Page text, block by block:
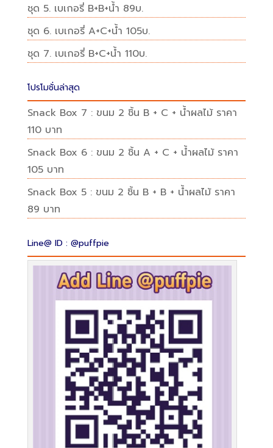
ชุด 5. เบเกอรี่ B+B+น้ำ 89บ.
ชุด 6. เบเกอรี่ A+C+น้ำ 105บ.
ชุด 7. เบเกอรี่ B+C+น้ำ 110บ.
โปรโมชั่นล่าสุด
Snack Box 7 : ขนม 2 ชิ้น B + C + น้ำผลไม้ ราคา
110 บาท
Snack Box 6 : ขนม 2 ชิ้น A + C + น้ำผลไม้ ราคา
105 บาท
Snack Box 5 : ขนม 2 ชิ้น B + B + น้ำผลไม้ ราคา
89 บาท
Line@ ID : @puffpie